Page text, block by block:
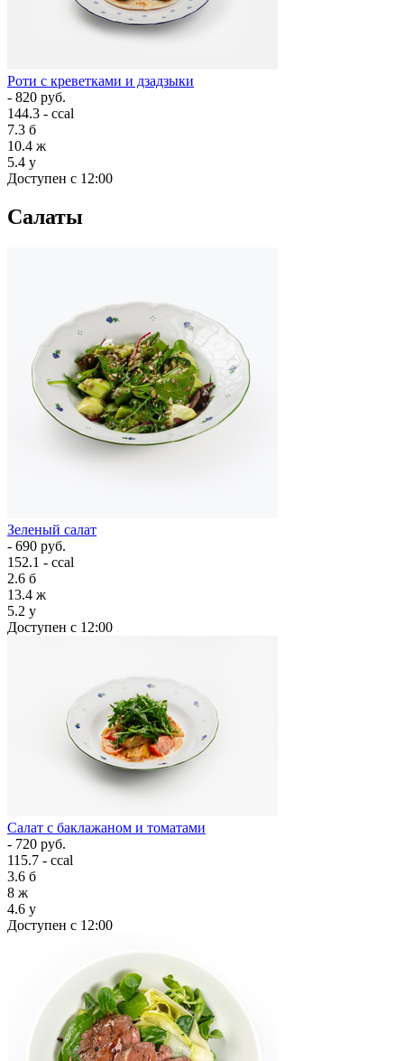
Роти с креветками и дзадзыки
- 820 руб.
144.3 - ccal
7.3 б
10.4 ж
5.4 у
Доступен с 12:00
Салаты
Зеленый салат
- 690 руб.
152.1 - ccal
2.6 б
13.4 ж
5.2 у
Доступен с 12:00
Салат с баклажаном и томатами
- 720 руб.
115.7 - ccal
3.6 б
8 ж
4.6 у
Доступен с 12:00